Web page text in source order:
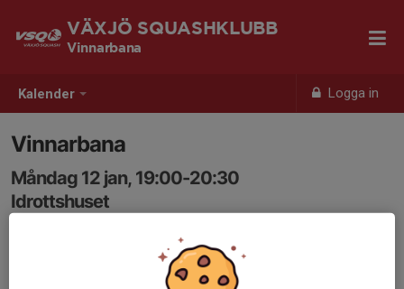
Kalender Logga in
VÄXJÖ SQUASHKLUBB
Vinnarbana
Vinnarbana
Måndag 12 jan, 19:00-20:30
Idrottshuset
Vid deltagande av minst 9 spelare utlovas ett pris till